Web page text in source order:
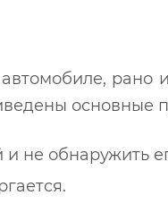
рано
основные
не обнаружить